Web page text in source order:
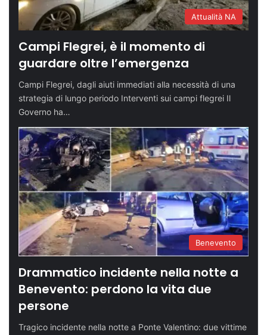
Attualità NA
Campi Flegrei, è il momento di
guardare oltre l’emergenza
Campi Flegrei, dagli aiuti immediati alla necessità di una
strategia di lungo periodo Interventi sui campi flegrei Il
Governo ha…
Benevento
Drammatico incidente nella notte a
Benevento: perdono la vita due
persone
Tragico incidente nella notte a Ponte Valentino: due vittime